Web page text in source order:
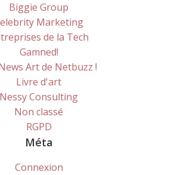
Biggie Group
Marketing
de la Tech
Gamned!
Art de Netbuzz !
Livre d'art
Nessy Consulting
Non classé
RGPD
Méta
Connexion